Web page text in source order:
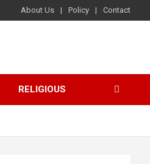
About Us Policy Contact
RELIGIOUS